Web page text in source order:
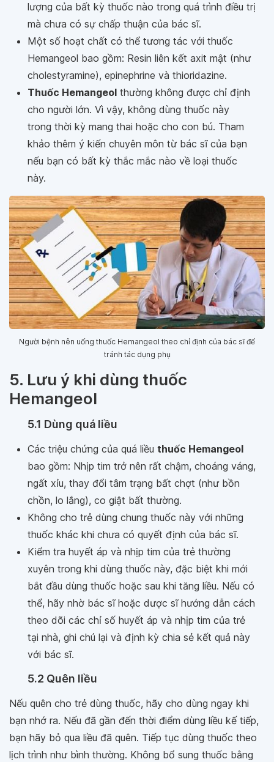
lượng của bất kỳ thuốc nào trong quá trình điều trị
mà chưa có sự chấp thuận của bác sĩ.
Một số hoạt chất có thể tương tác với thuốc
Hemangeol bao gồm: Resin liên kết axit mật (như
cholestyramine), epinephrine và thioridazine.
Thuốc Hemangeol thường không được chỉ định
cho người lớn. Vì vậy, không dùng thuốc này
trong thời kỳ mang thai hoặc cho con bú. Tham
khảo thêm ý kiến ​​chuyên môn từ bác sĩ của bạn
nếu bạn có bất kỳ thắc mắc nào về loại thuốc
này.
Người bệnh nên uống thuốc Hemangeol theo chỉ định của bác sĩ để
tránh tác dụng phụ
5. Lưu ý khi dùng thuốc
Hemangeol
5.1 Dùng quá liều
Các triệu chứng của quá liều thuốc Hemangeol
bao gồm: Nhịp tim trở nên rất chậm, choáng váng,
ngất xỉu, thay đổi tâm trạng bất chợt (như bồn
chồn, lo lắng), co giật bất thường.
Không cho trẻ dùng chung thuốc này với những
thuốc khác khi chưa có quyết định của bác sĩ.
Kiểm tra huyết áp và nhịp tim của trẻ thường
xuyên trong khi dùng thuốc này, đặc biệt khi mới
bắt đầu dùng thuốc hoặc sau khi tăng liều. Nếu có
thể, hãy nhờ bác sĩ hoặc dược sĩ hướng dẫn cách
theo dõi các chỉ số huyết áp và nhịp tim của trẻ
tại nhà, ghi chú lại và định kỳ chia sẻ kết quả này
với bác sĩ.
5.2 Quên liều
Nếu quên cho trẻ dùng thuốc, hãy cho dùng ngay khi
bạn nhớ ra. Nếu đã gần đến thời điểm dùng liều kế tiếp,
bạn hãy bỏ qua liều đã quên. Tiếp tục dùng thuốc theo
lịch trình như bình thường. Không bổ sung thuốc bằng